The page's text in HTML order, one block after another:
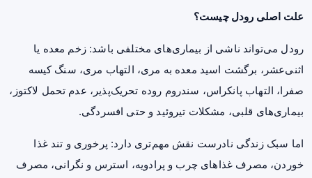
علت اصلی رودل چیست؟
رودل می‌تواند ناشی از بیماری‌های مختلفی باشد: زخم معده یا
اثنی‌عشر، برگشت اسید معده به مری، التهاب مری، سنگ کیسه
صفرا، التهاب پانکراس، سندروم روده تحریک‌پذیر، عدم تحمل لاکتوز،
بیماری‌های قلبی، مشکلات تیروئید و حتی افسردگی.
اما سبک زندگی نادرست نقش مهم‌تری دارد: پرخوری و تند غذا
خوردن، مصرف غذاهای چرب و پرادویه، استرس و نگرانی، مصرف